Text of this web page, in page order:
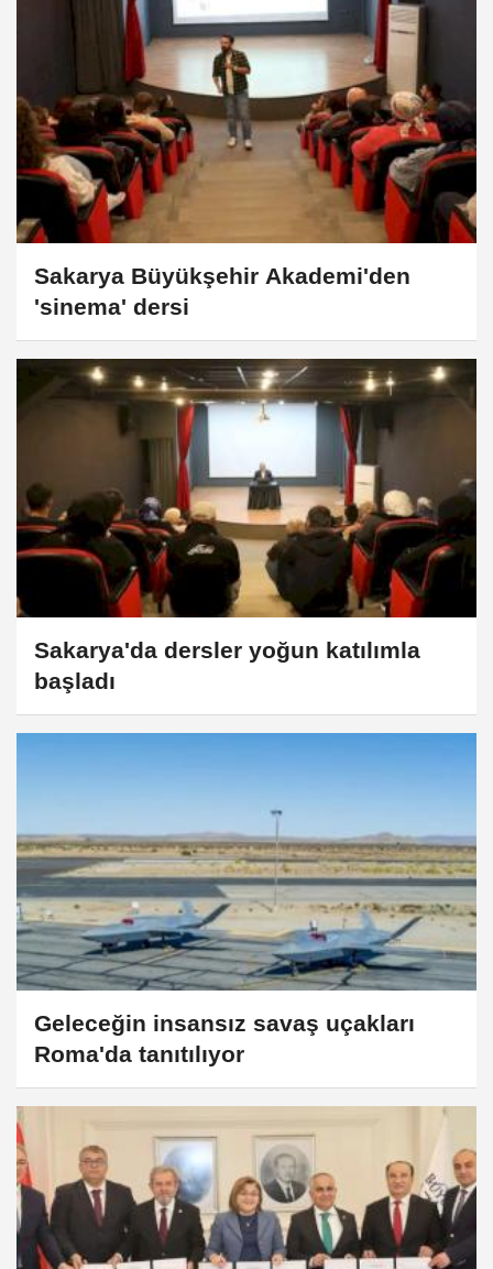
Sakarya Büyükşehir Akademi'den
'sinema' dersi
Sakarya'da dersler yoğun katılımla
başladı
Geleceğin insansız savaş uçakları
Roma'da tanıtılıyor